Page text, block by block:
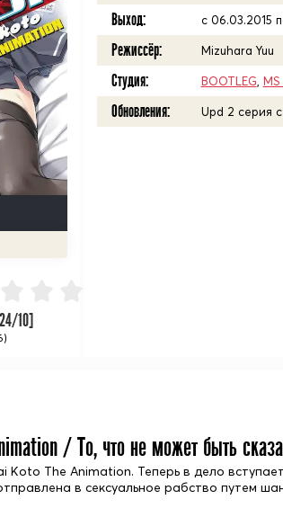
/10]
Выход: с 06.03.2015
Режиссёр: Mizuhara Yuu
Студия: BOOTLEG
Обновления: Upd 2 серия
/ То, что не может быть
Koto The Animation. Теперь в дело
в сексуальное рабство путем